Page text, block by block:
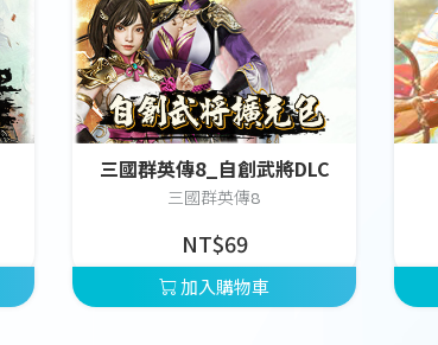
三國群英傳8_自創武將DLC
三國群英傳8
NT$69
加入購物車